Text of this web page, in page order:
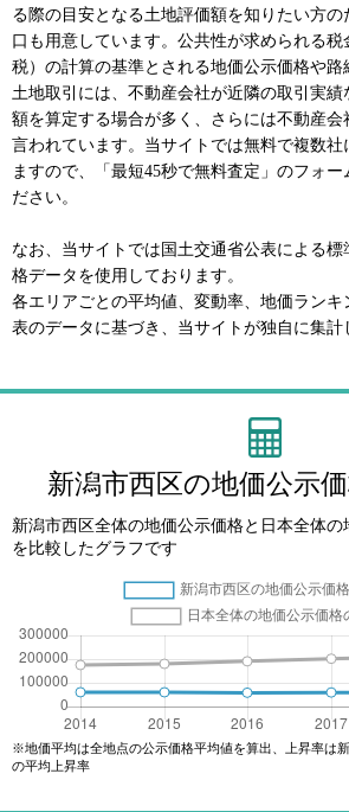
る際の目安となる土地評価額を知りたい方
口も用意しています。公共性が求められる
税）の計算の基準とされる地価公示価格や
土地取引には、不動産会社が近隣の取引実績
額を算定する場合が多く、さらには不動産会
言われています。当サイトでは無料で複数社
ますので、「最短45秒で無料査定」のフォー
ださい。
なお、当サイトでは国土交通省公表による
格データを使用しております。
各エリアごとの平均値、変動率、地価ラン
表のデータに基づき、当サイトが独自に集計
新潟市西区の地価公示
新潟市西区全体の地価公示価格と日本全体
を比較したグラフです
※地価平均は全地点の公示価格平均値を算出、上昇率は
の平均上昇率